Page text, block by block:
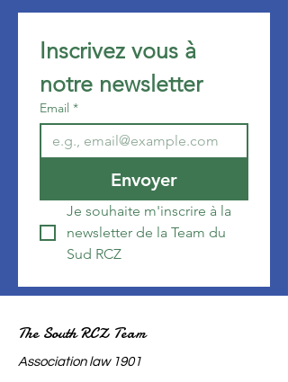
Inscrivez vous à
notre newsletter
Email *
Envoyer
Je souhaite m'inscrire à la
newsletter de la Team du
Sud RCZ
The South RCZ Team
​Association law 1901